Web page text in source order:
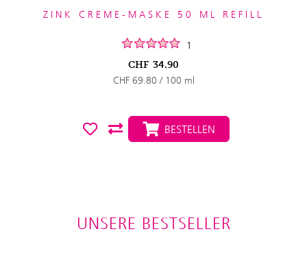
ZINK CREME-MASKE 50 ML REFILL
1
CHF 34.90
CHF 69.80 / 100 ml
BESTELLEN
UNSERE BESTSELLER